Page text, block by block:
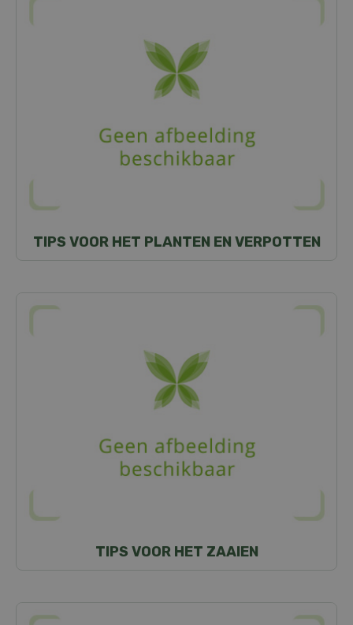
TIPS VOOR HET PLANTEN EN VERPOTTEN
TIPS VOOR HET ZAAIEN